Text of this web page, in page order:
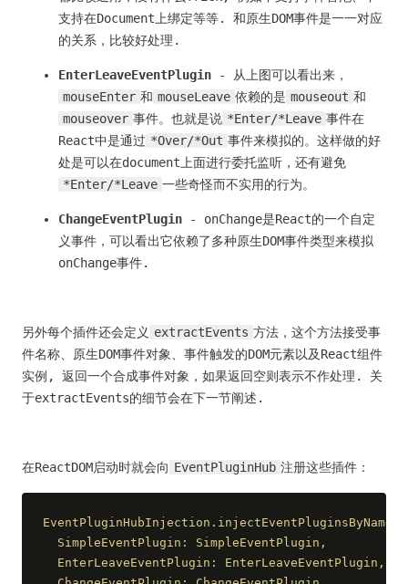
支持在Document上绑定等等. 和原生DOM事件是一一对应
的关系，比较好处理.
EnterLeaveEventPlugin - 从上图可以看出来，
mouseEnter 和 mouseLeave 依赖的是 mouseout 和
mouseover 事件。也就是说 *Enter/*Leave 事件在
React中是通过 *Over/*Out 事件来模拟的。这样做的好
处是可以在document上面进行委托监听，还有避免
*Enter/*Leave 一些奇怪而不实用的行为。
ChangeEventPlugin - onChange是React的一个自定
义事件，可以看出它依赖了多种原生DOM事件类型来模拟
onChange事件.
另外每个插件还会定义 extractEvents 方法，这个方法接受事
件名称、原生DOM事件对象、事件触发的DOM元素以及React组件
实例, 返回一个合成事件对象，如果返回空则表示不作处理. 关
于extractEvents的细节会在下一节阐述.
在ReactDOM启动时就会向 EventPluginHub 注册这些插件：
EventPluginHubInjection.injectEventPluginsByName({
  SimpleEventPlugin: SimpleEventPlugin,
  EnterLeaveEventPlugin: EnterLeaveEventPlugin,